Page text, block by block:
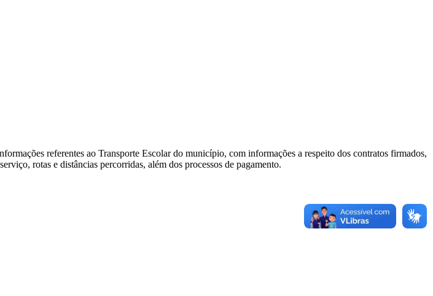
referentes ao Transporte Escolar do município, com informações a respeito dos contratos firmados,
rotas e distâncias percorridas, além dos processos de pagamento.